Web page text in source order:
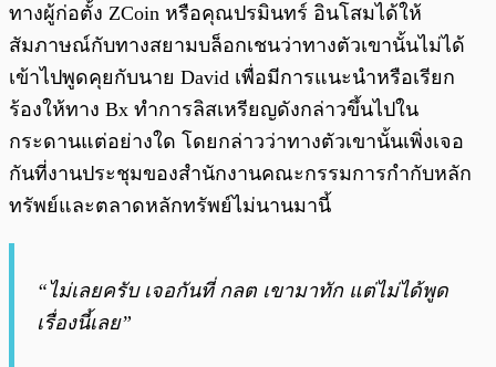
ทางผู้ก่อตั้ง ZCoin หรือคุณปรมินทร์ อินโสมได้ให้
สัมภาษณ์กับทางสยามบล็อกเชนว่าทางตัวเขานั้นไม่ได้
เข้าไปพูดคุยกับนาย David เพื่อมีการแนะนำหรือเรียก
ร้องให้ทาง Bx ทำการลิสเหรียญดังกล่าวขึ้นไปใน
กระดานแต่อย่างใด โดยกล่าวว่าทางตัวเขานั้นเพิ่งเจอ
กันที่งานประชุมของสำนักงานคณะกรรมการกำกับหลัก
ทรัพย์และตลาดหลักทรัพย์ไม่นานมานี้
“ไม่เลยครับ เจอกันที่ กลต เขามาทัก แต่ไม่ได้พูด
เรื่องนี้เลย”